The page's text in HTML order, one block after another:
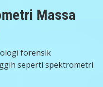
Massa
forensik
seperti spektrometri